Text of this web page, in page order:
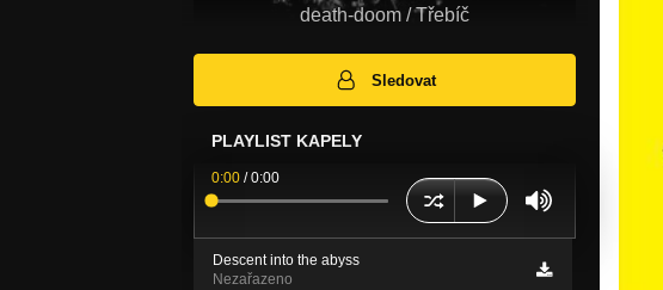
death-doom / Třebíč
Sledovat
PLAYLIST KAPELY
0:00 /0:00
Descent into the abyss
Nezařazeno